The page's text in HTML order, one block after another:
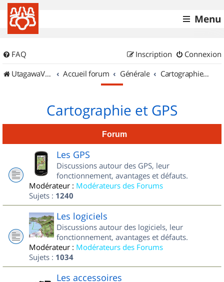
Menu
FAQ Connexion
Inscription
UtagawaVTT (Randos VTT et VTTAE avec traces GPS)
Accueil forum Générale Cartographie et GPS
Cartographie et GPS
Forum
Les GPS
Discussions autour des GPS, leur
fonctionnement, avantages et défauts.
Modérateur : Modérateurs des Forums
Sujets : 1240
Les logiciels
Discussions autour des logiciels, leur
fonctionnement, avantages et défauts.
Modérateur : Modérateurs des Forums
Sujets : 1034
Les accessoires